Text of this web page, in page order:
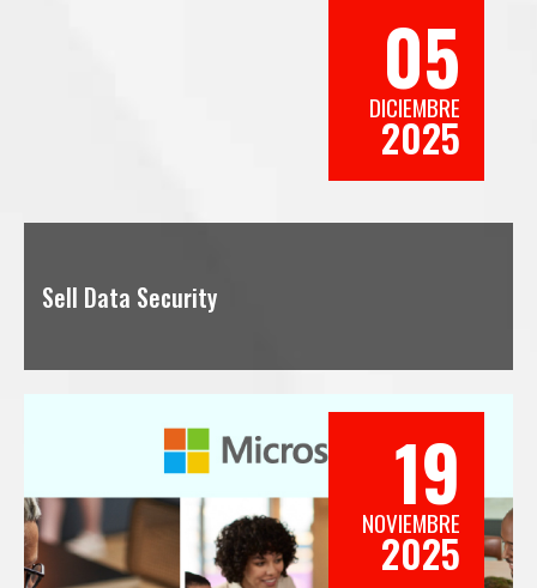
05
DICIEMBRE
2025
Sell Data Security
19
NOVIEMBRE
2025